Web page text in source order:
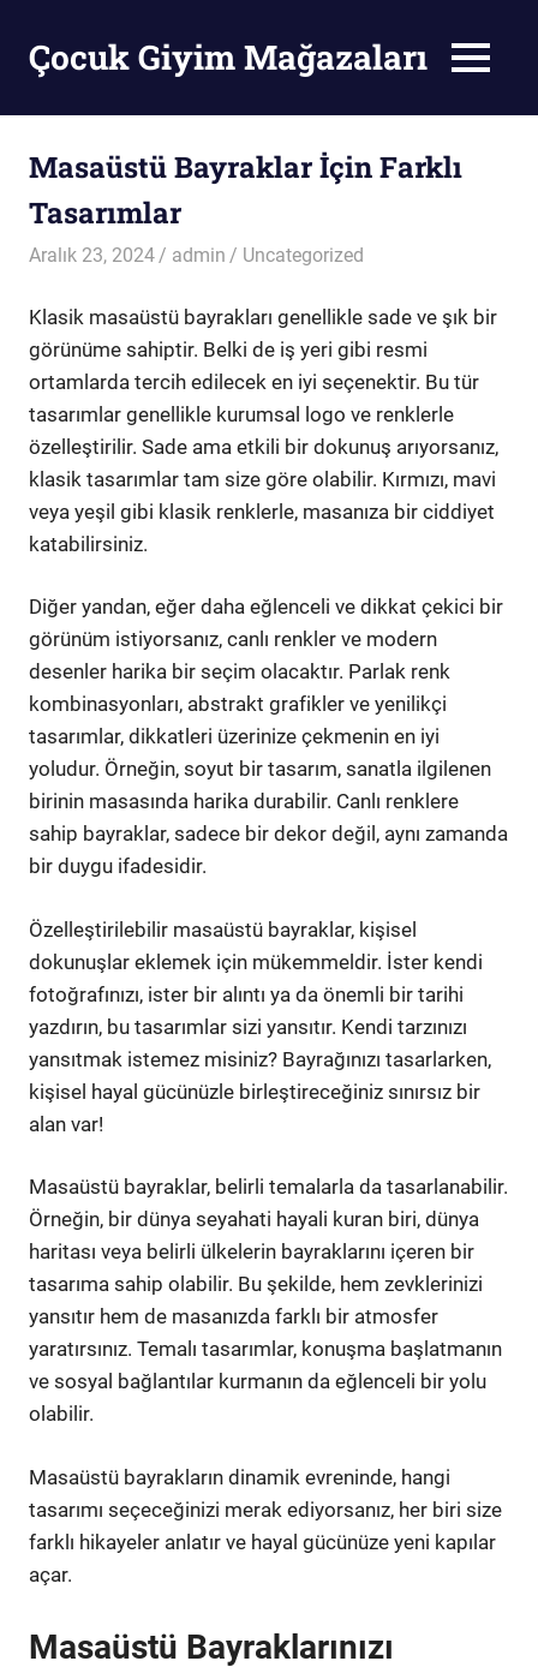
contentÇocuk Giyim Mağazaları
Mağazaları
MENU
Masaüstü Bayraklar İçin Farklı
Tasarımlar
Aralık 23, 2024 admin Uncategorized
Klasik masaüstü bayrakları genellikle sade ve şık bir
görünüme sahiptir. Belki de iş yeri gibi resmi
ortamlarda tercih edilecek en iyi seçenektir. Bu tür
tasarımlar genellikle kurumsal logo ve renklerle
özelleştirilir. Sade ama etkili bir dokunuş arıyorsanız,
klasik tasarımlar tam size göre olabilir. Kırmızı, mavi
veya yeşil gibi klasik renklerle, masanıza bir ciddiyet
katabilirsiniz.
Diğer yandan, eğer daha eğlenceli ve dikkat çekici bir
görünüm istiyorsanız, canlı renkler ve modern
desenler harika bir seçim olacaktır. Parlak renk
kombinasyonları, abstrakt grafikler ve yenilikçi
tasarımlar, dikkatleri üzerinize çekmenin en iyi
yoludur. Örneğin, soyut bir tasarım, sanatla ilgilenen
birinin masasında harika durabilir. Canlı renklere
sahip bayraklar, sadece bir dekor değil, aynı zamanda
bir duygu ifadesidir.
Özelleştirilebilir masaüstü bayraklar, kişisel
dokunuşlar eklemek için mükemmeldir. İster kendi
fotoğrafınızı, ister bir alıntı ya da önemli bir tarihi
yazdırın, bu tasarımlar sizi yansıtır. Kendi tarzınızı
yansıtmak istemez misiniz? Bayrağınızı tasarlarken,
kişisel hayal gücünüzle birleştireceğiniz sınırsız bir
alan var!
Masaüstü bayraklar, belirli temalarla da tasarlanabilir.
Örneğin, bir dünya seyahati hayali kuran biri, dünya
haritası veya belirli ülkelerin bayraklarını içeren bir
tasarıma sahip olabilir. Bu şekilde, hem zevklerinizi
yansıtır hem de masanızda farklı bir atmosfer
yaratırsınız. Temalı tasarımlar, konuşma başlatmanın
ve sosyal bağlantılar kurmanın da eğlenceli bir yolu
olabilir.
Masaüstü bayrakların dinamik evreninde, hangi
tasarımı seçeceğinizi merak ediyorsanız, her biri size
farklı hikayeler anlatır ve hayal gücünüze yeni kapılar
açar.
Masaüstü Bayraklarınızı